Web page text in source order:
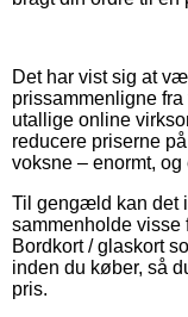
Det har vist sig at
prissammenligne
utallige online
reducere priserne
voksne – enormt,
Til gengæld kan det
sammenholde visse
Bordkort / glaskort
inden du køber, så
pris.